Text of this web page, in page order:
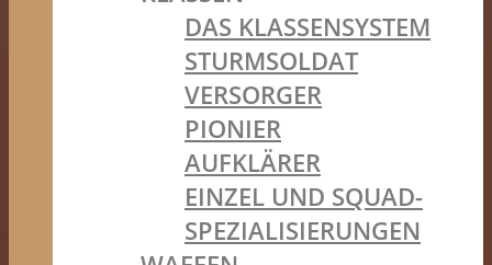
DAS KLASSENSYSTEM
STURMSOLDAT
VERSORGER
PIONIER
AUFKLÄRER
EINZEL UND SQUAD-
SPEZIALISIERUNGEN